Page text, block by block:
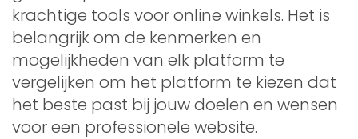
krachtige tools voor online winkels. Het is
belangrijk om de kenmerken en
mogelijkheden van elk platform te
vergelijken om het platform te kiezen dat
het beste past bij jouw doelen en wensen
voor een professionele website.